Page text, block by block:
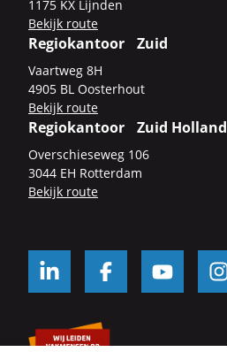
1175 KX Lijn­den
Be­kijk route
Regiokantoor Zuid
Vaart­weg 8H
4905 BL Oos­ter­hout
Be­kijk route
Regiokantoor Zuid Holland
Over­schie­se­weg 106
3044 EH Rot­ter­dam
Be­kijk route